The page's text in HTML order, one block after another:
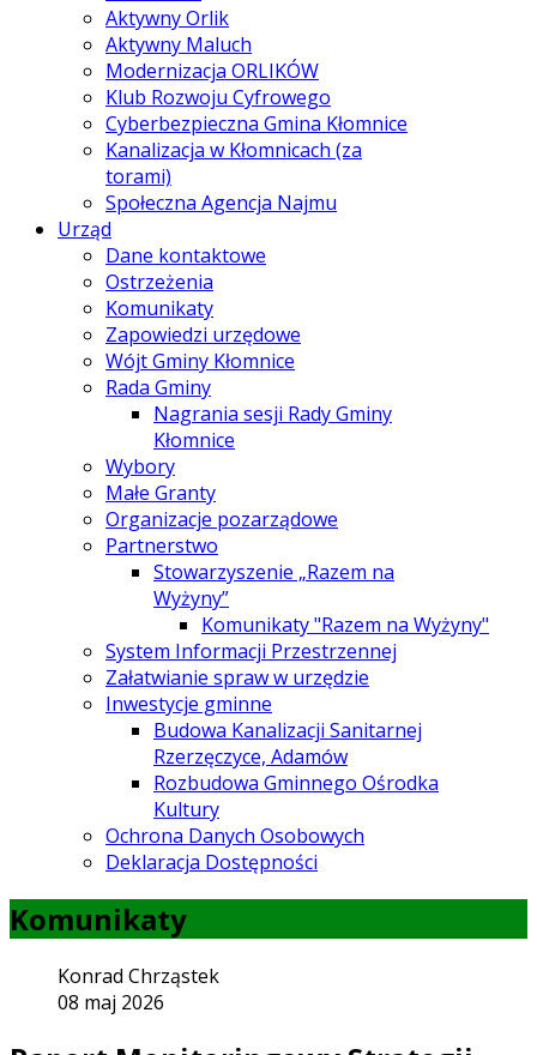
Aktywny Orlik
Aktywny Maluch
Modernizacja ORLIKÓW
Klub Rozwoju Cyfrowego
Cyberbezpieczna Gmina Kłomnice
Kanalizacja w Kłomnicach (za
torami)
Społeczna Agencja Najmu
Urząd
Dane kontaktowe
Ostrzeżenia
Komunikaty
Zapowiedzi urzędowe
Wójt Gminy Kłomnice
Rada Gminy
Nagrania sesji Rady Gminy
Kłomnice
Wybory
Małe Granty
Organizacje pozarządowe
Partnerstwo
Stowarzyszenie „Razem na
Wyżyny”
Komunikaty "Razem na Wyżyny"
System Informacji Przestrzennej
Załatwianie spraw w urzędzie
Inwestycje gminne
Budowa Kanalizacji Sanitarnej
Rzerzęczyce, Adamów
Rozbudowa Gminnego Ośrodka
Kultury
Ochrona Danych Osobowych
Deklaracja Dostępności
Komunikaty
Konrad Chrząstek
08 maj 2026